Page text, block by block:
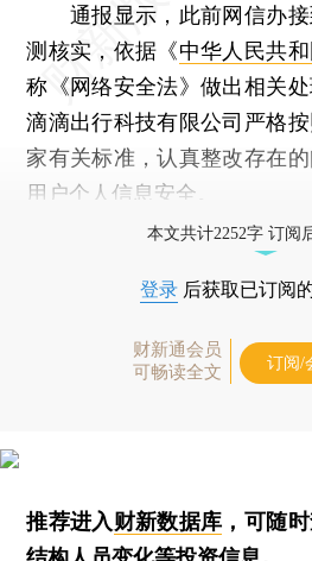
通报显示，此前网信办接
测核实，依据《中华人民共
称《网络安全法》做出相关
滴滴出行科技有限公司严格
家有关标准，认真整改存在
用户个人信息安全。
本文共计2252字 订阅
登录 后获取已订阅
财新通会员
可畅读全文
订阅/
推荐进入财新数据库 ，可随